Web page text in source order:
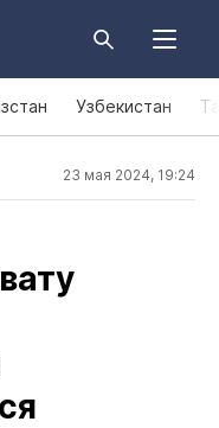
Узбекистан
23 мая 2024, 19:24